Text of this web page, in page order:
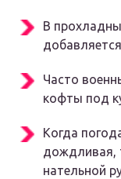
В
Часто
кофты под
Когда
дождливая,
нательной